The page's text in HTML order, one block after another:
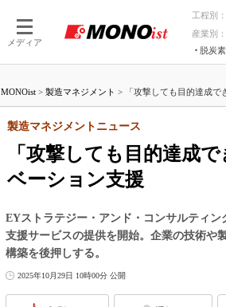
メディア
工程別：
産業別：
脱炭素
つながる工場AI×設備保全
MONOist > 製造マネジメント > 「攻撃しても目的達成で
「攻撃しても目的達成
ベーション支援
製造マネジメントニュース
EYストラテジー・アンド・コンサルティ
支援サービスの提供を開始。企業の技術や
構築を後押しする。
2025年10月29日 10時00分 公開